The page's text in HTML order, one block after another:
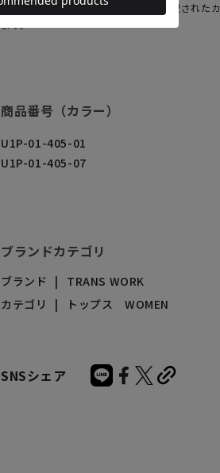
上のカラー画像をクリックすると、選択された
商品番号（カラー）
U1P-01-405-01
U1P-01-405-07
ブランドカテゴリ
ブランド
TRANS WORK
カテゴリ
トップス WOMEN
SNSシェア